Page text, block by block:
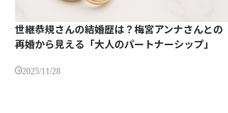
世継恭規さんの結婚歴は？梅宮アンナさんとの
再婚から見える「大人のパートナーシップ」
2025/11/28